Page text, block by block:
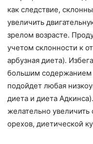
как следствие,
увеличить
зрелом возрасте.
учетом склонности к
арбузная диета).
большим содержанием
подойдет любая
диета и диета
желательно
орехов, диетической